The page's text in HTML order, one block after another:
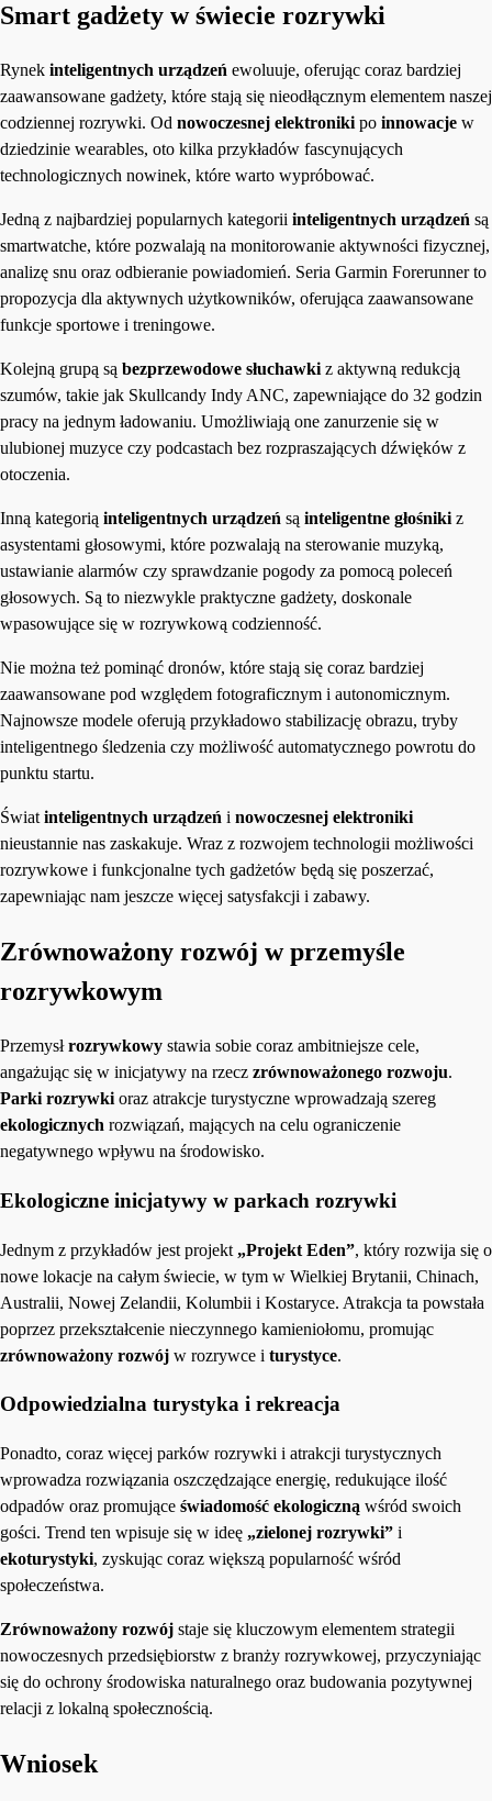
Smart gadżety w świecie rozrywki
Rynek inteligentnych urządzeń ewoluuje, oferując coraz bardziej
zaawansowane gadżety, które stają się nieodłącznym elementem naszej
codziennej rozrywki. Od nowoczesnej elektroniki po innowacje w
dziedzinie wearables, oto kilka przykładów fascynujących
technologicznych nowinek, które warto wypróbować.
Jedną z najbardziej popularnych kategorii inteligentnych urządzeń są
smartwatche, które pozwalają na monitorowanie aktywności fizycznej,
analizę snu oraz odbieranie powiadomień. Seria Garmin Forerunner to
propozycja dla aktywnych użytkowników, oferująca zaawansowane
funkcje sportowe i treningowe.
Kolejną grupą są bezprzewodowe słuchawki z aktywną redukcją
szumów, takie jak Skullcandy Indy ANC, zapewniające do 32 godzin
pracy na jednym ładowaniu. Umożliwiają one zanurzenie się w
ulubionej muzyce czy podcastach bez rozpraszających dźwięków z
otoczenia.
Inną kategorią inteligentnych urządzeń są inteligentne głośniki z
asystentami głosowymi, które pozwalają na sterowanie muzyką,
ustawianie alarmów czy sprawdzanie pogody za pomocą poleceń
głosowych. Są to niezwykle praktyczne gadżety, doskonale
wpasowujące się w rozrywkową codzienność.
Nie można też pominąć dronów, które stają się coraz bardziej
zaawansowane pod względem fotograficznym i autonomicznym.
Najnowsze modele oferują przykładowo stabilizację obrazu, tryby
inteligentnego śledzenia czy możliwość automatycznego powrotu do
punktu startu.
Świat inteligentnych urządzeń i nowoczesnej elektroniki
nieustannie nas zaskakuje. Wraz z rozwojem technologii możliwości
rozrywkowe i funkcjonalne tych gadżetów będą się poszerzać,
zapewniając nam jeszcze więcej satysfakcji i zabawy.
Zrównoważony rozwój w przemyśle
rozrywkowym
Przemysłrozrywkowy stawia sobie coraz ambitniejsze cele,
angażując się w inicjatywy na rzecz zrównoważonego rozwoju.
Parki rozrywki oraz atrakcje turystyczne wprowadzają szereg
ekologicznych rozwiązań, mających na celu ograniczenie
negatywnego wpływu na środowisko.
Ekologiczne inicjatywy w parkach rozrywki
Jednym z przykładów jest projekt „Projekt Eden”, który rozwija się o
nowe lokacje na całym świecie, w tym w Wielkiej Brytanii, Chinach,
Australii, Nowej Zelandii, Kolumbii i Kostaryce. Atrakcja ta powstała
poprzez przekształcenie nieczynnego kamieniołomu, promując
zrównoważony rozwój w rozrywce i turystyce.
Odpowiedzialna turystyka i rekreacja
Ponadto, coraz więcej parków rozrywki i atrakcji turystycznych
wprowadza rozwiązania oszczędzające energię, redukujące ilość
odpadów oraz promujące świadomość ekologiczną wśród swoich
gości. Trend ten wpisuje się w ideę „zielonej rozrywki” i
ekoturystyki, zyskując coraz większą popularność wśród
społeczeństwa.
Zrównoważony rozwój staje się kluczowym elementem strategii
nowoczesnych przedsiębiorstw z branży rozrywkowej, przyczyniając
się do ochrony środowiska naturalnego oraz budowania pozytywnej
relacji z lokalną społecznością.
Wniosek